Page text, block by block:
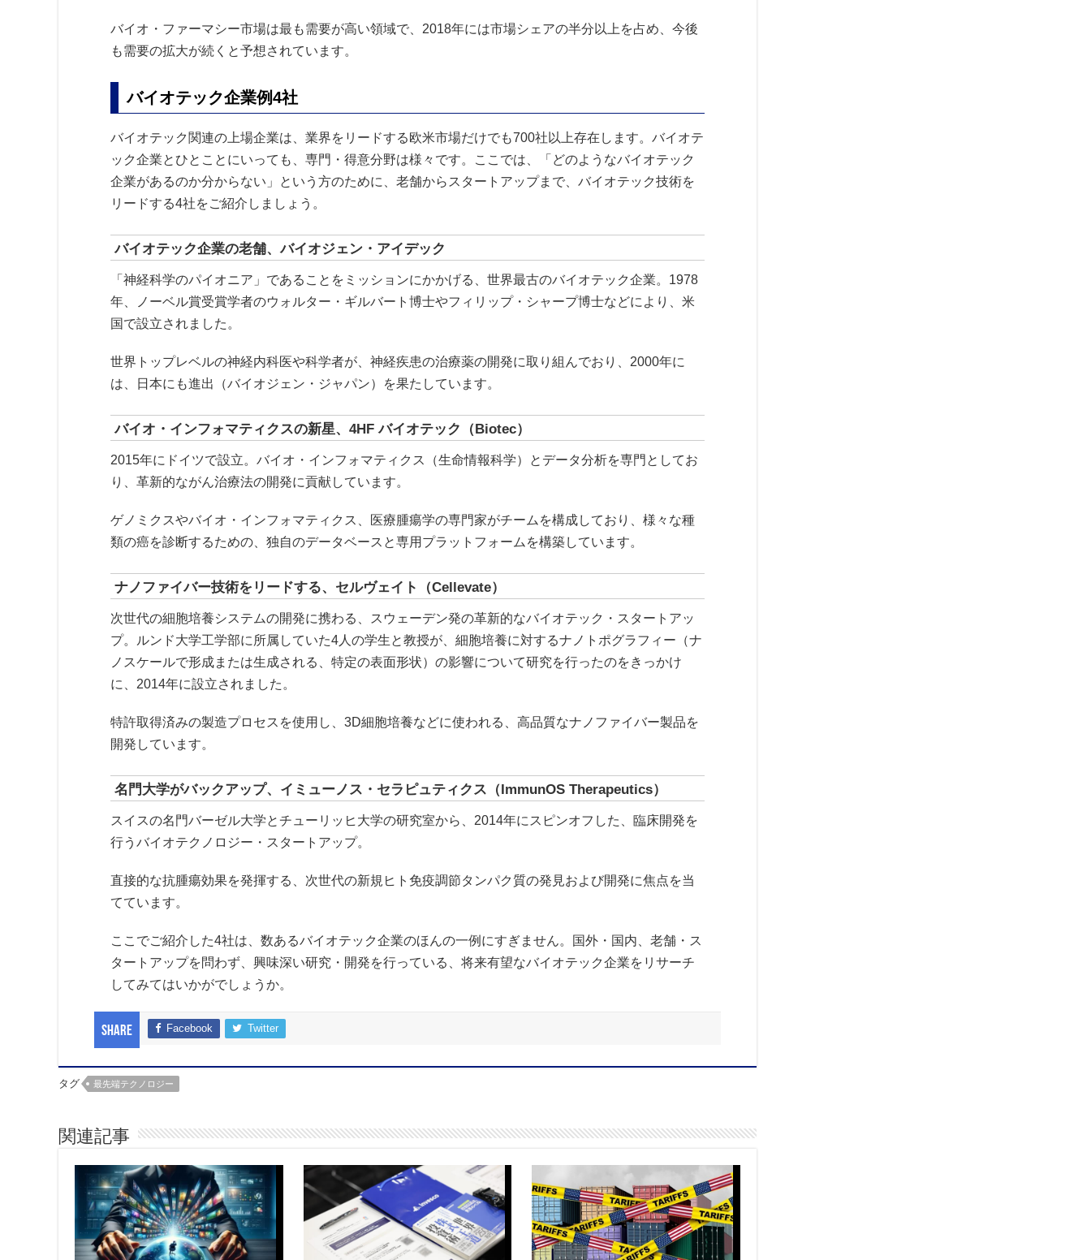
バイオ・ファーマシー市場は最も需要が高い領域で、2018年には市場シェアの半分以上を占め、今後
も需要の拡大が続くと予想されています。
バイオテック企業例4社
バイオテック関連の上場企業は、業界をリードする欧米市場だけでも700社以上存在します。バイオテ
ック企業とひとことにいっても、専門・得意分野は様々です。ここでは、「どのようなバイオテック
企業があるのか分からない」という方のために、老舗からスタートアップまで、バイオテック技術を
リードする4社をご紹介しましょう。
バイオテック企業の老舗、バイオジェン・アイデック
「神経科学のパイオニア」であることをミッションにかかげる、世界最古のバイオテック企業。1978
年、ノーベル賞受賞学者のウォルター・ギルバート博士やフィリップ・シャープ博士などにより、米
国で設立されました。
世界トップレベルの神経内科医や科学者が、神経疾患の治療薬の開発に取り組んでおり、2000年に
は、日本にも進出（バイオジェン・ジャパン）を果たしています。
バイオ・インフォマティクスの新星、4HF バイオテック（Biotec）
2015年にドイツで設立。バイオ・インフォマティクス（生命情報科学）とデータ分析を専門としてお
り、革新的ながん治療法の開発に貢献しています。
ゲノミクスやバイオ・インフォマティクス、医療腫瘍学の専門家がチームを構成しており、様々な種
類の癌を診断するための、独自のデータベースと専用プラットフォームを構築しています。
ナノファイバー技術をリードする、セルヴェイト（Cellevate）
次世代の細胞培養システムの開発に携わる、スウェーデン発の革新的なバイオテック・スタートアッ
プ。ルンド大学工学部に所属していた4人の学生と教授が、細胞培養に対するナノトポグラフィー（ナ
ノスケールで形成または生成される、特定の表面形状）の影響について研究を行ったのをきっかけ
に、2014年に設立されました。
特許取得済みの製造プロセスを使用し、3D細胞培養などに使われる、高品質なナノファイバー製品を
開発しています。
名門大学がバックアップ、イミューノス・セラピュティクス（ImmunOS Therapeutics）
スイスの名門バーゼル大学とチューリッヒ大学の研究室から、2014年にスピンオフした、臨床開発を
行うバイオテクノロジー・スタートアップ。
直接的な抗腫瘍効果を発揮する、次世代の新規ヒト免疫調節タンパク質の発見および開発に焦点を当
てています。
ここでご紹介した4社は、数あるバイオテック企業のほんの一例にすぎません。国外・国内、老舗・ス
タートアップを問わず、興味深い研究・開発を行っている、将来有望なバイオテック企業をリサーチ
してみてはいかがでしょうか。
Share Facebook Twitter
タグ 最先端テクノロジー
関連記事